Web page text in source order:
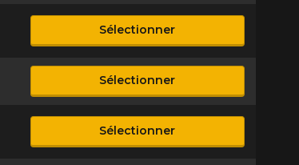
Sélectionner
Sélectionner
Sélectionner